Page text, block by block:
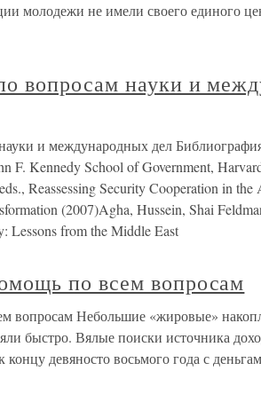
молодежи не имели своего единого
вопросам науки и
и международных дел
F. Kennedy School of Government,
Reassessing Security Cooperation in the
(2007)Agha, Hussein, Shai
Lessons from the Middle East
по всем вопросам
вопросам Небольшие «жировые»
быстро. Вялые поиски источника
девяносто восьмого года с